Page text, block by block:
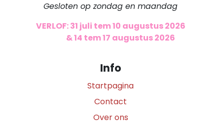
Gesloten op zondag en maandag
VERLOF: 31 juli tem 10 augustus 2026
& 14 tem 17 augustus 2026
Info
Startpagina
Contact
Over ons